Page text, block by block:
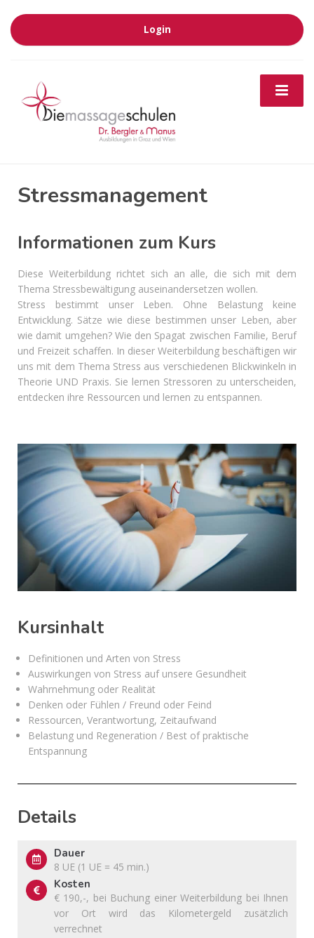
Login
Stressmanagement
Informationen zum Kurs
Diese Weiterbildung richtet sich an alle, die sich mit dem
Thema Stressbewältigung auseinandersetzen wollen.
Stress bestimmt unser Leben. Ohne Belastung keine
Entwicklung. Sätze wie diese bestimmen unser Leben, aber
wie damit umgehen? Wie den Spagat zwischen Familie, Beruf
und Freizeit schaffen. In dieser Weiterbildung beschäftigen wir
uns mit dem Thema Stress aus verschiedenen Blickwinkeln in
Theorie UND Praxis. Sie lernen Stressoren zu unterscheiden,
entdecken ihre Ressourcen und lernen zu entspannen.
Kursinhalt
Definitionen und Arten von Stress
Auswirkungen von Stress auf unsere Gesundheit
Wahrnehmung oder Realität
Denken oder Fühlen / Freund oder Feind
Ressourcen, Verantwortung, Zeitaufwand
Belastung und Regeneration / Best of praktische
Entspannung
Details
Dauer
8 UE (1 UE = 45 min.)
Kosten
€ 190,-, bei Buchung einer Weiterbildung bei Ihnen
vor Ort wird das Kilometergeld zusätzlich
verrechnet